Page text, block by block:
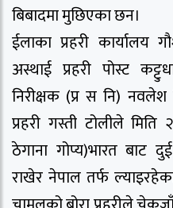
बिबादमा मुछिएका छन।
ईलाका प्रहरी कार्यालय
अस्थाई प्रहरी पोस्ट
निरीक्षक (प्र स नि)
प्रहरी गस्ती टोलीले
ठेगाना गोप्य)भारत बाट
राखेर नेपाल तर्फ